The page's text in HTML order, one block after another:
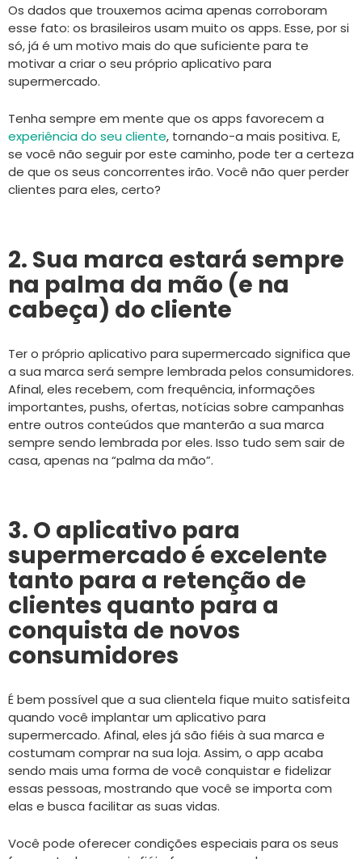
Os dados que trouxemos acima apenas corroboram
esse fato: os brasileiros usam muito os apps. Esse, por si
só, já é um motivo mais do que suficiente para te
motivar a criar o seu próprio aplicativo para
supermercado.
Tenha sempre em mente que os apps favorecem a
experiência do seu cliente, tornando-a mais positiva. E,
se você não seguir por este caminho, pode ter a certeza
de que os seus concorrentes irão. Você não quer perder
clientes para eles, certo?
2. Sua marca estará sempre
na palma da mão (e na
cabeça) do cliente
Ter o próprio aplicativo para supermercado significa que
a sua marca será sempre lembrada pelos consumidores.
Afinal, eles recebem, com frequência, informações
importantes, pushs, ofertas, notícias sobre campanhas
entre outros conteúdos que manterão a sua marca
sempre sendo lembrada por eles. Isso tudo sem sair de
casa, apenas na “palma da mão”.
3. O aplicativo para
supermercado é excelente
tanto para a retenção de
clientes quanto para a
conquista de novos
consumidores
É bem possível que a sua clientela fique muito satisfeita
quando você implantar um aplicativo para
supermercado. Afinal, eles já são fiéis à sua marca e
costumam comprar na sua loja. Assim, o app acaba
sendo mais uma forma de você conquistar e fidelizar
essas pessoas, mostrando que você se importa com
elas e busca facilitar as suas vidas.
Você pode oferecer condições especiais para os seus